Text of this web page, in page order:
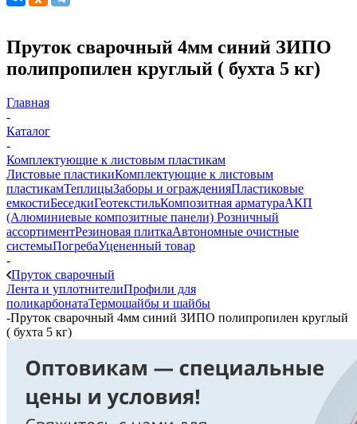
Пруток сварочный 4мм синий ЗИПО
полипропилен круглый ( бухта 5 кг)
Главная
-
Каталог
-
Комплектующие к листовым пластикам
Листовые пластикиКомплектующие к листовым
пластикамТеплицыЗаборы и огражденияПластиковые
емкостиБеседкиГеотекстильКомпозитная арматураАКП
(Алюминиевые композитные панели) Розничный
ассортиментРезиновая плиткаАвтономные очистные
системыПогребаУцененный товар
-
Пруток сварочный
Лента и уплотнителиПрофили для
поликарбонатаТермошайбы и шайбы
-Пруток сварочный 4мм синий ЗИПО полипропилен круглый
( бухта 5 кг)